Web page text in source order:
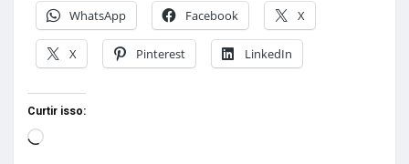
WhatsApp
Facebook X
X Pinterest LinkedIn
Curtir isso: